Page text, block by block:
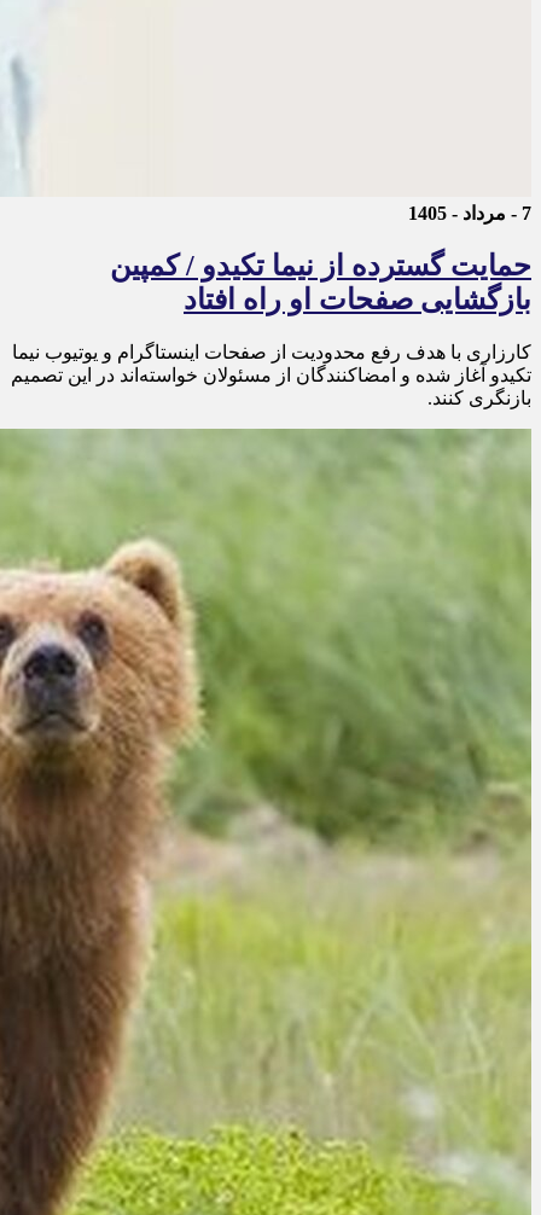
7 - مرداد - 1405
حمایت گسترده از نیما تکیدو / کمپین
بازگشایی صفحات او راه افتاد
کارزاری با هدف رفع محدودیت از صفحات اینستاگرام و یوتیوب نیما
تکیدو آغاز شده و امضاکنندگان از مسئولان خواسته‌اند در این تصمیم
بازنگری کنند.